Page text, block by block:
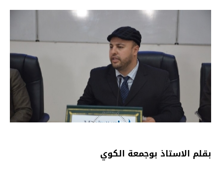
بقلم الاستاذ بوجمعة الكوي